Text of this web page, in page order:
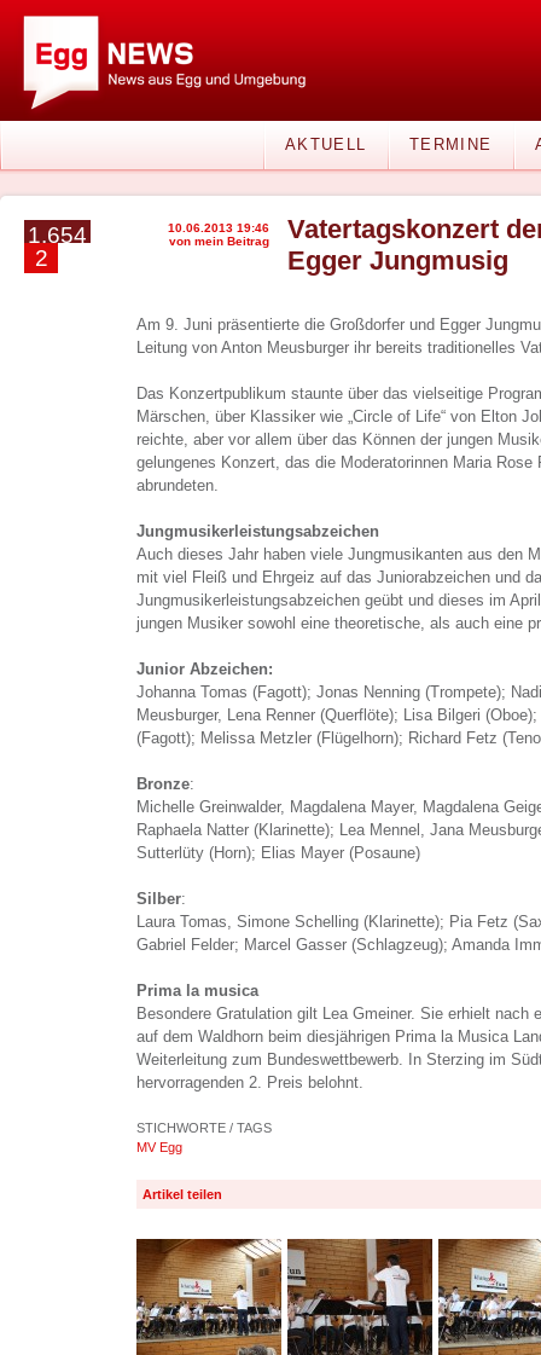
AKTUELL TERMINE
1.654
2
10.06.2013 19:46
von mein Beitrag
Vatertagskonzert
Egger Jungmusig
Am 9. Juni präsentierte die Großdorfer und Egger
Leitung von Anton Meusburger ihr bereits traditionelles
Das Konzertpublikum staunte über das vielseitige
Märschen, über Klassiker wie „Circle of Life“ von Elton
reichte, aber vor allem über das Können der jungen
gelungenes Konzert, das die Moderatorinnen Maria Rose
abrundeten.
Jungmusikerleistungsabzeichen
Auch dieses Jahr haben viele Jungmusikanten aus den
mit viel Fleiß und Ehrgeiz auf das Juniorabzeichen und
Jungmusikerleistungsabzeichen geübt und dieses im
jungen Musiker sowohl eine theoretische, als auch eine
Junior Abzeichen:
Johanna Tomas (Fagott); Jonas Nenning (Trompete);
Meusburger, Lena Renner (Querflöte); Lisa Bilgeri
(Fagott); Melissa Metzler (Flügelhorn); Richard Fetz
Bronze:
Michelle Greinwalder, Magdalena Mayer, Magdalena
Raphaela Natter (Klarinette); Lea Mennel, Jana
Sutterlüty (Horn); Elias Mayer (Posaune)
Silber:
Laura Tomas, Simone Schelling (Klarinette); Pia Fetz
Gabriel Felder; Marcel Gasser (Schlagzeug); Amanda
Prima la musica
Besondere Gratulation gilt Lea Gmeiner. Sie erhielt nach
auf dem Waldhorn beim diesjährigen Prima la Musica
Weiterleitung zum Bundeswettbewerb. In Sterzing im
hervorragenden 2. Preis belohnt.
STICHWORTE / TAGS
MV Egg
Artikel teilen